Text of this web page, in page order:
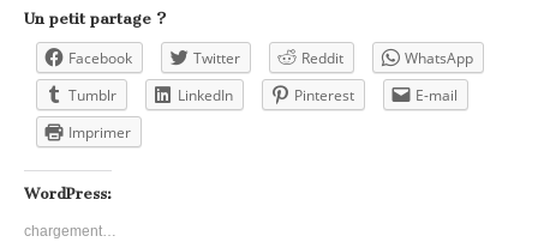
Un petit partage ?
Facebook Twitter Reddit
WhatsApp
Tumblr
LinkedIn Pinterest
E-mail
Imprimer
WordPress:
chargement…